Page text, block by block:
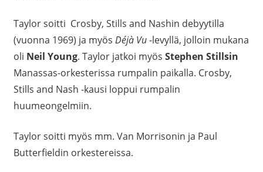
Taylor soitti Crosby, Stills and Nashin debyytilla
(vuonna 1969) ja myös Déjà Vu-levyllä, jolloin mukana
oli Neil Young. Taylor jatkoi myös Stephen Stillsin
Manassas-orkesterissa rumpalin paikalla. Crosby,
Stills and Nash -kausi loppui rumpalin
huumeongelmiin.
Taylor soitti myös mm. Van Morrisonin ja Paul
Butterfieldin orkestereissa.